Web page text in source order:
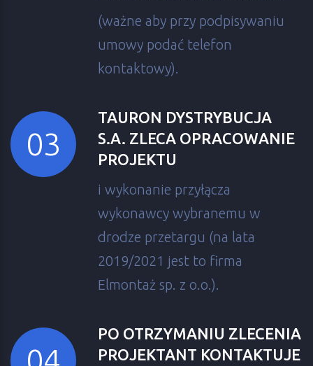
(ważne aby przy podpisywaniu
umowy podać telefon
kontaktowy).
TAURON DYSTRYBUCJA
S.A. ZLECA OPRACOWANIE
PROJEKTU
i wykonanie przyłącza
wykonawcy wybranemu w
drodze przetargu (na lata
2019/2021 jest to firma
Elmontaż sp. z o.o.).
PO OTRZYMANIU ZLECENIA
PROJEKTANT KONTAKTUJE